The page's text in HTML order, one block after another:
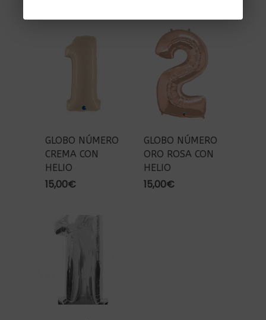
GLOBO NÚMERO
CREMA CON
HELIO
15,00€
GLOBO NÚMERO
ORO ROSA CON
HELIO
15,00€